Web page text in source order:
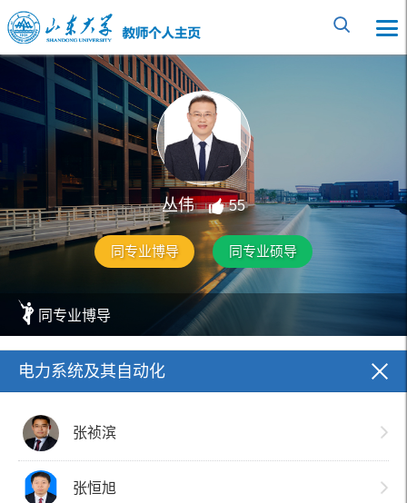
丛伟 55
同专业博导 同专业硕导
同专业博导
电力系统及其自动化
张祯滨
张恒旭